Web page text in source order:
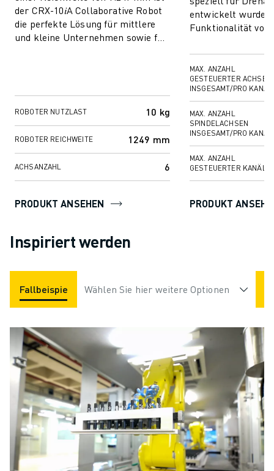
der CRX-10𝑖A Collaborative Robot
die perfekte Lösung für mittlere
und kleine Unternehmen sowie für
ROBOTER NUTZLAST 10 kg
ROBOTER REICHWEITE 1249 mm
ACHSANZAHL 6
PRODUKT ANSEHEN
entwickelt wurde
Funktionalität von
Dieses einfache,
MAX. ANZAHL
GESTEUERTER ACHSEN
INSGESAMT/PRO KANAL
MAX. ANZAHL
SPINDELACHSEN
INSGESAMT/PRO KANAL
MAX. ANZAHL
GESTEUERTER KANÄLE
PRODUKT
Inspiriert werden
Fallbeispiele Anwendungen Branchen
Wählen Sie hier weitere Optionen